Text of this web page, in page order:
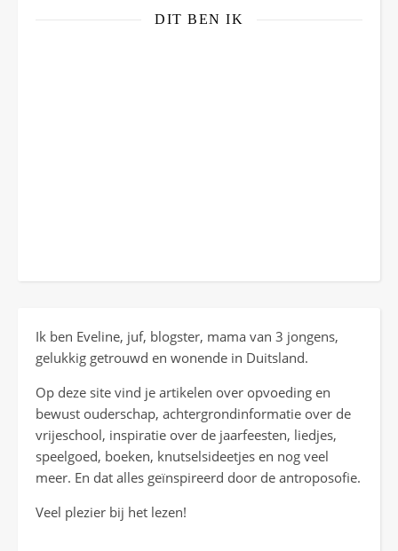
DIT BEN IK
Ik ben Eveline, juf, blogster, mama van 3 jongens,
gelukkig getrouwd en wonende in Duitsland.
Op deze site vind je artikelen over opvoeding en
bewust ouderschap, achtergrondinformatie over de
vrijeschool, inspiratie over de jaarfeesten, liedjes,
speelgoed, boeken, knutselsideetjes en nog veel
meer. En dat alles geïnspireerd door de antroposofie.
Veel plezier bij het lezen!